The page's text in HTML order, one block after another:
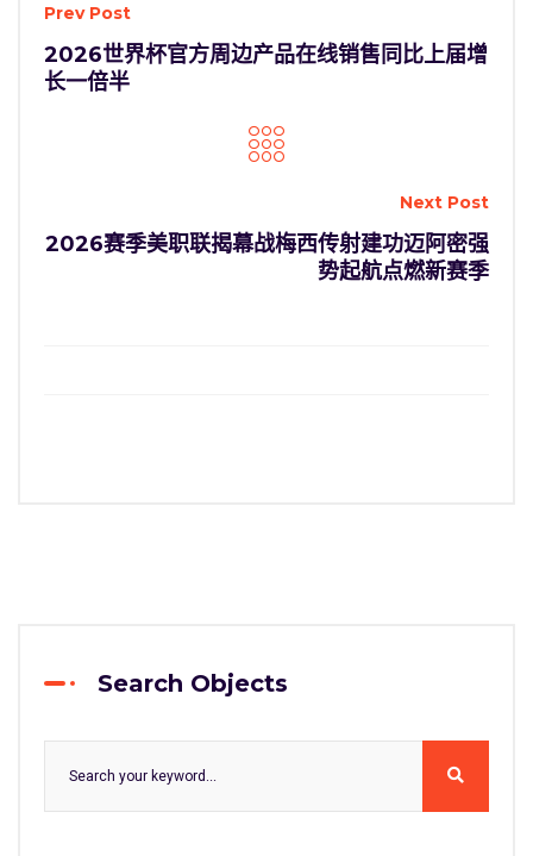
Prev Post
2026世界杯官方周边产品在线销售同比上届增
长一倍半
Next Post
2026赛季美职联揭幕战梅西传射建功迈阿密强
势起航点燃新赛季
Search Objects